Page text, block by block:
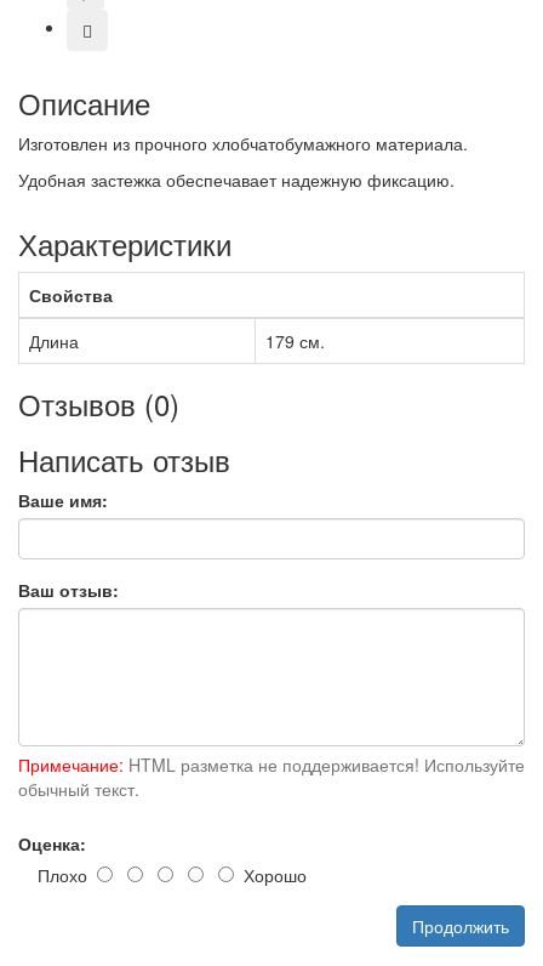
Описание
Изготовлен из прочного хлобчатобумажного материала.
Удобная застежка обеспечавает надежную фиксацию.
Характеристики
Свойства
Длина
179 см.
Отзывов (0)
Написать отзыв
Ваше имя:
Ваш отзыв:
Примечание: HTML разметка не поддерживается! Используйте
обычный текст.
Оценка:
Плохо
Хорошо
Продолжить